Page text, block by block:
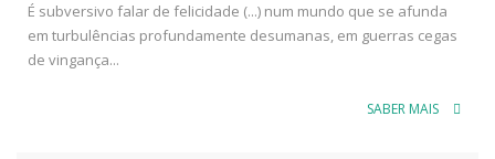
É subversivo falar de felicidade (...) num mundo que se afunda
em turbulências profundamente desumanas, em guerras cegas
de vingança...
SABER MAIS